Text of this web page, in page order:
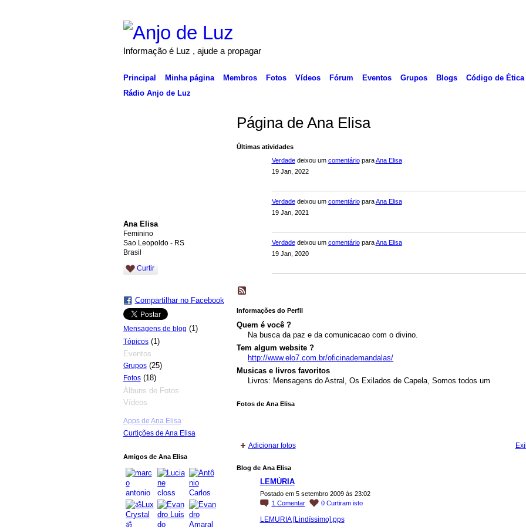
Informação é Luz , ajude a propagar
Principal Minha página Membros Fotos Vídeos Fórum Eventos Grupos Blogs Código de Ética
Rádio Anjo de Luz
Ana Elisa
Feminino
Sao Leopoldo - RS
Brasil
Curtir
Compartilhar no Facebook
Mensagens de blog (1)
Tópicos(1)
Eventos
Grupos(25)
Fotos(18)
Álbuns de Fotos
Vídeos
Apps de Ana Elisa
Curtições de Ana Elisa
Amigos de Ana Elisa
Página de Ana Elisa
Últimas atividades
Verdadedeixou um comentárioparaAna Elisa
19 Jan, 2022
Verdadedeixou um comentárioparaAna Elisa
19 Jan, 2021
Verdadedeixou um comentárioparaAna Elisa
19 Jan, 2020
Informações do Perfil
Quem é você ?
Na busca da paz e da comunicacao com o divino.
Tem algum website ?
http://www.elo7.com.br/oficinademandalas/
Musicas e livros favoritos
Livros: Mensagens do Astral, Os Exilados de Capela, Somos todos um
Fotos de Ana Elisa
Adicionar fotos
Blog de Ana Elisa
LEMÚRIA
Postado em 5 setembro 2009 às 23:02
1 Comentar 0 Curtiram isto
LEMURIA [Lindíssimo].pps